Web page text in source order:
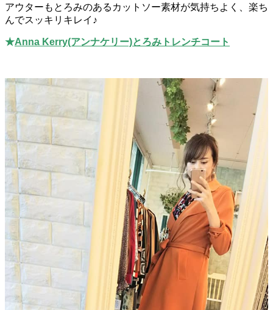
アウターもとろみのあるカットソー素材が気持ちよく、楽ち
んでスッキリキレイ♪
★Anna Kerry(アンナケリー)とろみトレンチコート